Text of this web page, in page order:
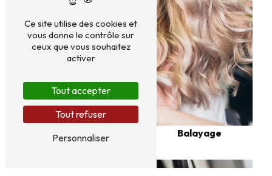
Coiffure Balayage
Ce site utilise des cookies et
vous donne le contrôle sur
ceux que vous souhaitez
activer
Tout accepter
Tout refuser
Personnaliser